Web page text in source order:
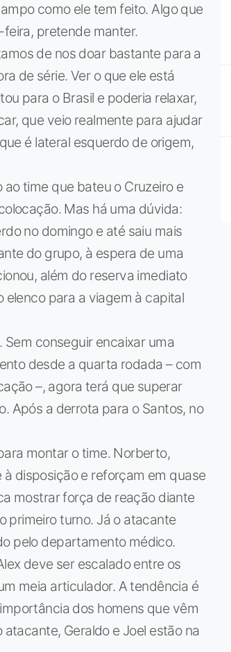
como ele tem feito. Algo que
pretende manter.
de nos doar bastante para a
de série. Ver o que ele está
para o Brasil e poderia relaxar,
que veio realmente para ajudar
é lateral esquerdo de origem,
time que bateu o Cruzeiro e
Mas há uma dúvida:
no domingo e até saiu mais
do grupo, à espera de uma
além do reserva imediato
elenco para a viagem à capital
conseguir encaixar uma
desde a quarta rodada – com
–, agora terá que superar
Após a derrota para o Santos, no
montar o time. Norberto,
à disposição e reforçam em quase
mostrar força de reação diante
primeiro turno. Já o atacante
pelo departamento médico.
deve ser escalado entre os
meia articulador. A tendência é
dos homens que vêm
Geraldo e Joel estão na